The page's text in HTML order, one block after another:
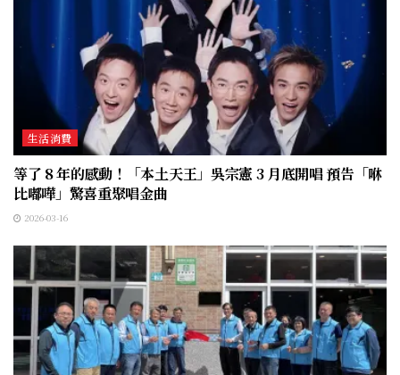
生活消費
等了 8 年的感動！「本土天王」吳宗憲 3 月底開唱 預告「咻
比嘟嘩」驚喜重聚唱金曲
2026-03-16